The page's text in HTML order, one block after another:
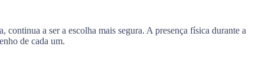
a ser a escolha mais segura. A presença física durante a
de cada um.